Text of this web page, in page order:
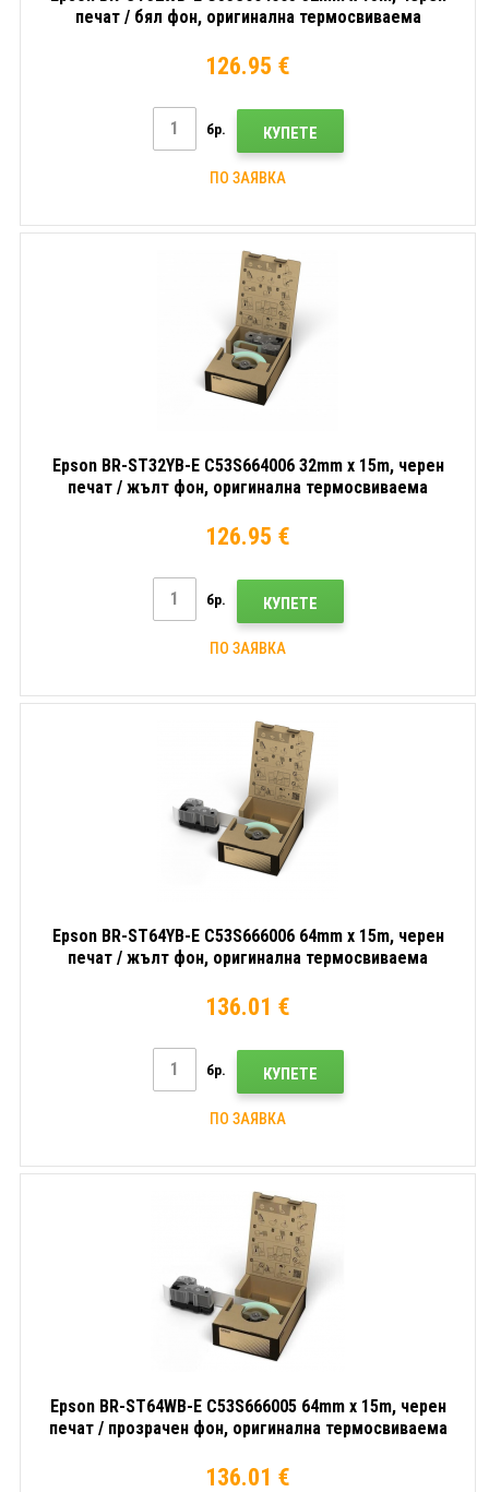
печат / бял фон, оригинална термосвиваемa
126.95 €
бр. КУПЕТЕ
ПО ЗАЯВКА
Epson BR-ST32YB-E C53S664006 32mm x 15m, черен
печат / жълт фон, оригинална термосвиваемa
126.95 €
бр. КУПЕТЕ
ПО ЗАЯВКА
Epson BR-ST64YB-E C53S666006 64mm x 15m, черен
печат / жълт фон, оригинална термосвиваемa
136.01 €
бр. КУПЕТЕ
ПО ЗАЯВКА
Epson BR-ST64WB-E C53S666005 64mm x 15m, черен
печат / прозрачен фон, оригинална термосвиваемa
136.01 €